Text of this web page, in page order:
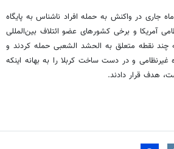
۲۳ اسفند ماه جاری در واکنش به حمله افراد ناشناس به پایگاه
آمریکا و برخی کشورهای عضو ائتلاف بین‌المللی
نقطه متعلق به الحشد الشعبی حمله کردند و
غیرنظامی و در دست ساخت کربلا را به بهانه اینکه
هدف قرار دادند.